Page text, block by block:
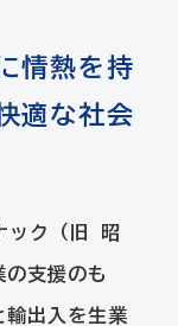
情熱を持
適な社会
ック（旧 昭
支援のも
輸出入を生業